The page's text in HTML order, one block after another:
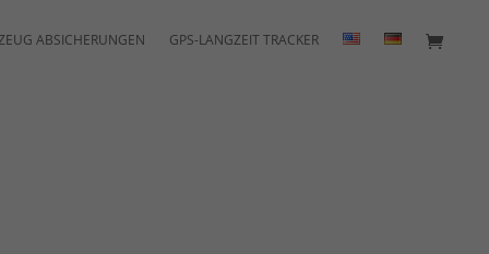
ABSICHERUNGEN GPS-LANGZEIT TRACKER